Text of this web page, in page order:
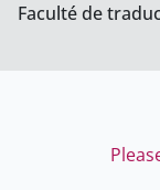
Faculté de